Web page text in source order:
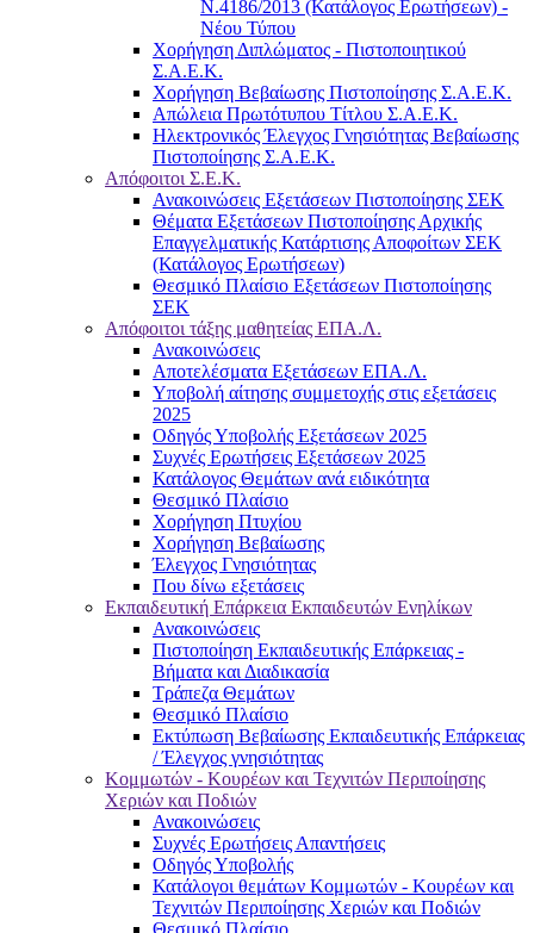
Ν.4186/2013 (Κατάλογος Ερωτήσεων) -
Νέου Τύπου
Χορήγηση Διπλώματος - Πιστοποιητικού
Σ.Α.Ε.Κ.
Χορήγηση Βεβαίωσης Πιστοποίησης Σ.Α.Ε.Κ.
Απώλεια Πρωτότυπου Τίτλου Σ.Α.Ε.Κ.
Ηλεκτρονικός Έλεγχος Γνησιότητας Βεβαίωσης
Πιστοποίησης Σ.Α.Ε.Κ.
Απόφοιτοι Σ.Ε.Κ.
Ανακοινώσεις Εξετάσεων Πιστοποίησης ΣΕΚ
Θέματα Εξετάσεων Πιστοποίησης Αρχικής
Επαγγελματικής Κατάρτισης Αποφοίτων ΣΕΚ
(Κατάλογος Ερωτήσεων)
Θεσμικό Πλαίσιο Εξετάσεων Πιστοποίησης
ΣΕΚ
Απόφοιτοι τάξης μαθητείας ΕΠΑ.Λ.
Ανακοινώσεις
Αποτελέσματα Εξετάσεων ΕΠΑ.Λ.
Υποβολή αίτησης συμμετοχής στις εξετάσεις
2025
Οδηγός Υποβολής Εξετάσεων 2025
Συχνές Ερωτήσεις Εξετάσεων 2025
Κατάλογος Θεμάτων ανά ειδικότητα
Θεσμικό Πλαίσιο
Χορήγηση Πτυχίου
Χορήγηση Βεβαίωσης
Έλεγχος Γνησιότητας
Που δίνω εξετάσεις
Εκπαιδευτική Επάρκεια Εκπαιδευτών Ενηλίκων
Ανακοινώσεις
Πιστοποίηση Εκπαιδευτικής Επάρκειας -
Βήματα και Διαδικασία
Τράπεζα Θεμάτων
Θεσμικό Πλαίσιο
Εκτύπωση Βεβαίωσης Εκπαιδευτικής Επάρκειας
/ Έλεγχος γνησιότητας
Κομμωτών - Κουρέων και Τεχνιτών Περιποίησης
Χεριών και Ποδιών
Ανακοινώσεις
Συχνές Ερωτήσεις Απαντήσεις
Οδηγός Υποβολής
Κατάλογοι θεμάτων Κομμωτών - Κουρέων και
Τεχνιτών Περιποίησης Χεριών και Ποδιών
Θεσμικό Πλαίσιο